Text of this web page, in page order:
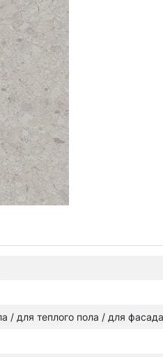
/ для теплого пола / для